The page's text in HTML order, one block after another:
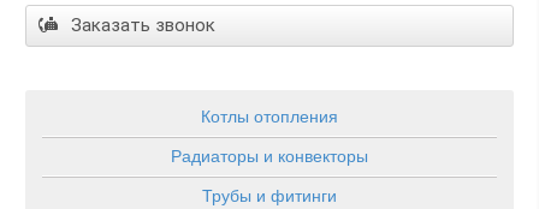
Заказать звонок
Котлы отопления
Радиаторы и конвекторы
Трубы и фитинги